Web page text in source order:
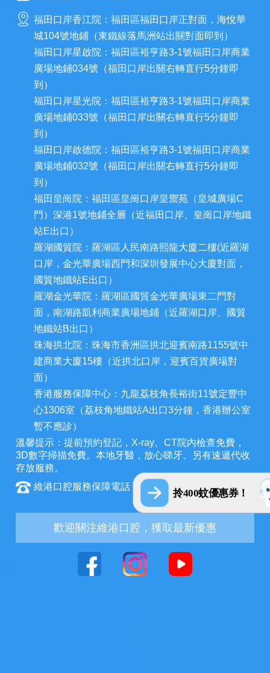
拎400蚊優惠券！
福田口岸香江院：福田區福田口岸正對面，海悅華
城104號地鋪（東鐵線落馬洲站出關對面即到）
福田口岸星啟院：福田區裕亨路3-1號福田口岸商業
廣場地鋪034號（福田口岸出關右轉直行5分鐘即
到）
福田口岸星光院：福田區裕亨路3-1號福田口岸商業
廣場地鋪033號（福田口岸出關右轉直行5分鐘即
到）
福田口岸啟德院：福田區裕亨路3-1號福田口岸商業
廣場地鋪032號（福田口岸出關右轉直行5分鐘即
到）
福田皇崗院：福田區皇崗口岸皇禦苑（皇城廣場C
門）深港1號地鋪全層（近福田口岸、皇崗口岸地鐵
站E出口）
羅湖國貿院：羅湖區人民南路熙龍大廈二樓(近羅湖
口岸，金光華廣場西門和深圳發展中心大廈對面，
國貿地鐵站E出口）
羅湖金光華院：羅湖區國貿金光華廣場東二門對
面，南湖路凱利商業廣場地鋪（近羅湖口岸、國貿
地鐵站B出口）
珠海拱北院：珠海市香洲區拱北迎賓南路1155號中
建商業大廈15樓（近拱北口岸，迎賓百貨廣場對
面）
香港服務保障中心：九龍荔枝角長裕街11號定豐中
心1306室（荔枝角地鐵站A出口3分鐘，香港辦公室
暫不應診）
溫馨提示：提前預約登記，X-ray、CT院內檢查免費，
3D數字掃描免費。本地牙醫，放心睇牙。另有速遞代收
存放服務。
維港口腔服務保障電話：+852 6847 2582
歡迎關注維港口腔，獲取最新優惠